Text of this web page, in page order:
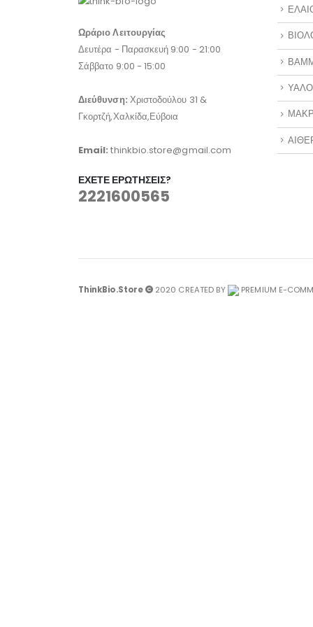
Ωράριο Λειτουργίας
Δευτέρα - Παρασκευή 9:00 - 21:00
Σάββατο 9:00 - 15:00
Διεύθυνση: Χριστοδούλου 31 &
Γκορτζή,Χαλκίδα,Εύβοια
Email:thinkbio.store@gmail.com
ΈΧΕΤΕ ΕΡΩΤΉΣΕΙΣ?
2221600565
ThinkBio.Store 2020 CREATED BY PREMIUM E-